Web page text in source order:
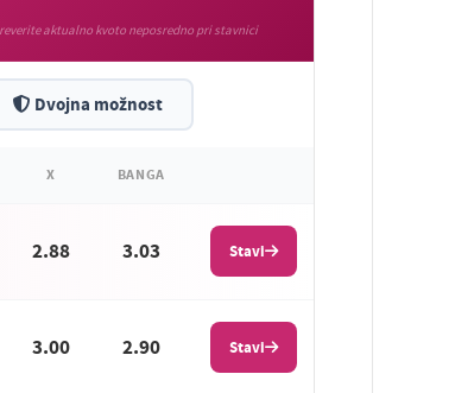
aktualno kvoto neposredno pri stavnici
Dvojna možnost
X BANGA
2.88 3.03 Stavi
3.00 2.90 Stavi